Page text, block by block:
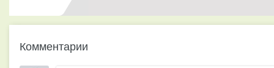
Комментарии